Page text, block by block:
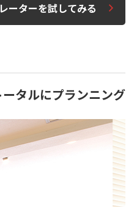
ーターを試してみる
タルにプランニング